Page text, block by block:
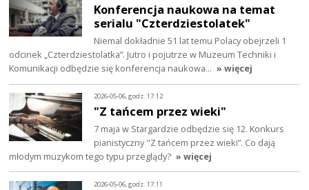
Konferencja naukowa na temat
serialu "Czterdziestolatek"
Niemal dokładnie 51 lat temu Polacy obejrzeli 1
odcinek „Czterdziestolatka”. Jutro i pojutrze w Muzeum Techniki i
Komunikacji odbędzie się konferencja naukowa… » więcej
2026-05-06, godz. 17:12
"Z tańcem przez wieki"
7 maja w Stargardzie odbędzie się 12. Konkurs
pianistyczny "Z tańcem przez wieki”. Co dają
młodym muzykom tego typu przeglądy? » więcej
2026-05-06, godz. 17:11